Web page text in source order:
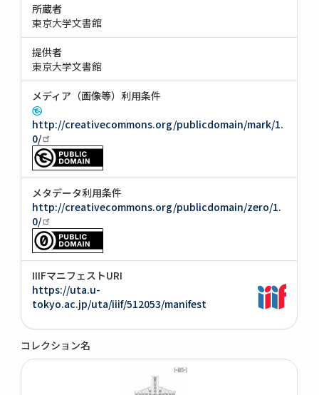
所蔵者
東京大学文書館
提供者
東京大学文書館
メディア（画像等）利用条件
http://creativecommons.org/publicdomain/mark/1.
0/
メタデータ利用条件
http://creativecommons.org/publicdomain/zero/1.
0/
IIIFマニフェストURI
https://uta.u-
tokyo.ac.jp/uta/iiif/512053/manifest
コレクション名